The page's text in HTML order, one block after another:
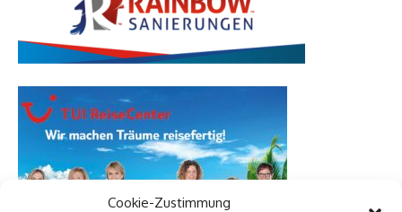
Cookie-Zustimmung